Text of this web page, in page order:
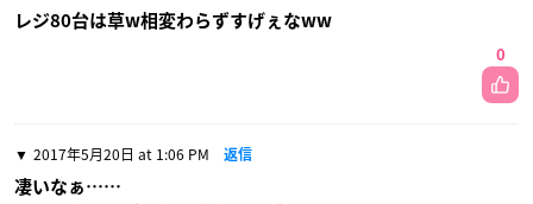
レジ80台は草w相変わらずすげぇなww
0
2017年5月20日 at 1:06 PM 返信
凄いなぁ……